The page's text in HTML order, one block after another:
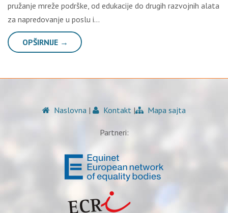
pružanje mreže podrške, od edukacije do drugih razvojnih alata
za napredovanje u poslu i…
OPŠIRNIJE →
Naslovna | Kontakt | Mapa sajta
Partneri: